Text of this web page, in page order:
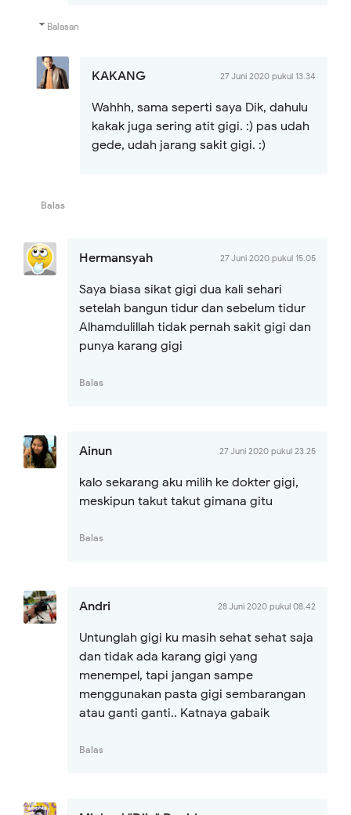
Balasan
KAKANG 27 Juni 2020 pukul 13.34
Wahhh, sama seperti saya Dik, dahulu
kakak juga sering atit gigi. :) pas udah
gede, udah jarang sakit gigi. :)
Balas
Hermansyah 27 Juni 2020 pukul 15.05
Saya biasa sikat gigi dua kali sehari
setelah bangun tidur dan sebelum tidur
Alhamdulillah tidak pernah sakit gigi dan
punya karang gigi
Balas
Ainun 27 Juni 2020 pukul 23.25
kalo sekarang aku milih ke dokter gigi,
meskipun takut takut gimana gitu
Balas
Andri 28 Juni 2020 pukul 08.42
Untunglah gigi ku masih sehat sehat saja
dan tidak ada karang gigi yang
menempel, tapi jangan sampe
menggunakan pasta gigi sembarangan
atau ganti ganti.. Katnaya gabaik
Balas